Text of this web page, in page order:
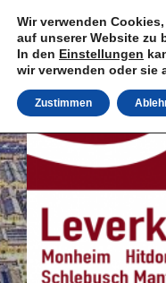
Inhalt
springen
Wir verwenden
auf unserer Website zu
In den Einstellungen
wir verwenden oder sie
Zustimmen